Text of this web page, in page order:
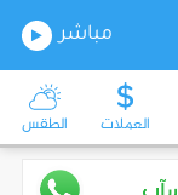
مباشر
العملات الطقس